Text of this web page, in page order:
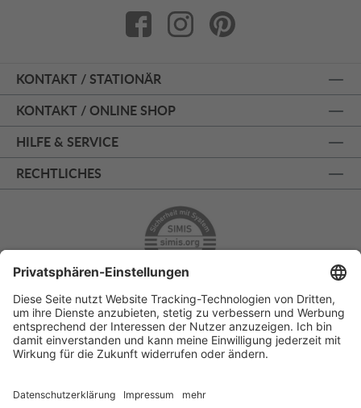
KONTAKT / STATIONÄR
KONTAKT / ONLINE SHOP
HILFE & SERVICE
RECHTLICHES
ÜBER 125 JAHRE AM PRINZIPALMARKT
PERSÖNLICHE BERATUNG
KOSTENLOSER RÜCKVERSAND